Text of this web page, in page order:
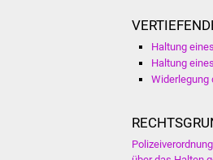
Haltung
Haltung
Widerlegung